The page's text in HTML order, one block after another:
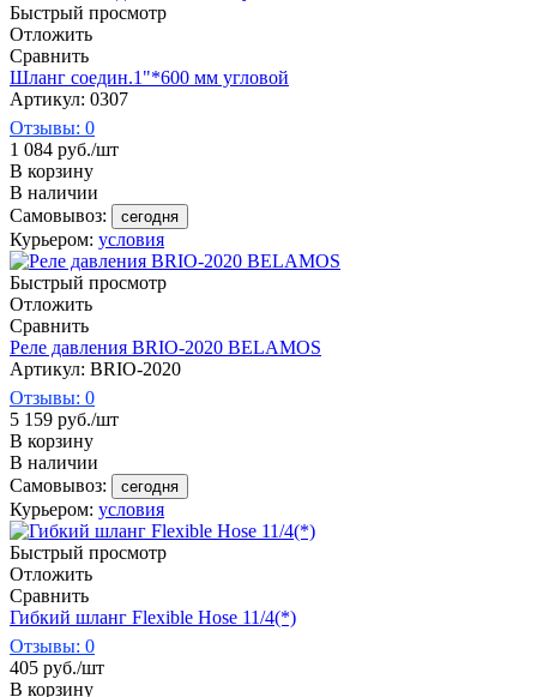
Быстрый просмотр
Отложить
Сравнить
Шланг соедин.1"*600 мм угловой
Артикул: 0307
Отзывы: 0
1 084 руб./шт
В корзину
В наличии
Самовывоз:
сегодня
Курьером: условия
Быстрый просмотр
Отложить
Сравнить
Реле давления BRIO-2020 BELAMOS
Артикул: BRIO-2020
Отзывы: 0
5 159 руб./шт
В корзину
В наличии
Самовывоз:
сегодня
Курьером: условия
Быстрый просмотр
Отложить
Сравнить
Гибкий шланг Flexible Hose 11/4(*)
Отзывы: 0
405 руб./шт
В корзину